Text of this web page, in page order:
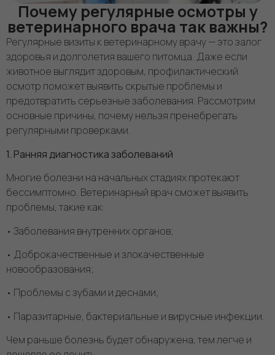
Почему регулярные осмотры у
ветеринарного врача так важны?
Регулярные визиты к ветеринарному врачу — это залог
здоровья и долголетия вашего питомца. Даже если
животное выглядит здоровым, профилактический
осмотр поможет выявить скрытые проблемы и
предотвратить серьезные заболевания. Рассмотрим
основные причины, почему нельзя пренебрегать
регулярными проверками.
1. Ранняя диагностика заболеваний
Многие болезни на начальных стадиях протекают
бессимптомно. Ветеринарный врач сможет выявить
проблемы, такие как:
• Заболевания внутренних органов;
• Доброкачественные и злокачественные
новообразования;
• Проблемы с зубами и деснами;
• Паразитарные, бактериальные и вирусные инфекции.
Чем раньше болезнь будет обнаружена, тем легче и